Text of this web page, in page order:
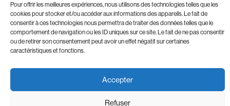
Pour offrir les meilleures expériences, nous utilisons des technologies telles que les
cookies pour stocker et/ou accéder aux informations des appareils. Le fait de
consentir à ces technologies nous permettra de traiter des données telles que le
comportement de navigation ou les ID uniques sur ce site. Le fait de ne pas consentir
ou de retirer son consentement peut avoir un effet négatif sur certaines
caractéristiques et fonctions.
Accepter
Refuser
POLITIQUE DE CONFIDENTIALITÉ
TERMES ET CONDITIONS